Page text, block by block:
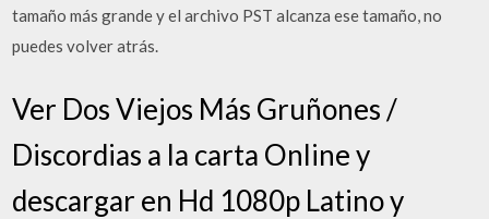
tamaño más grande y el archivo PST alcanza ese tamaño, no
puedes volver atrás.
Ver Dos Viejos Más Gruñones /
Discordias a la carta Online y
descargar en Hd 1080p Latino y